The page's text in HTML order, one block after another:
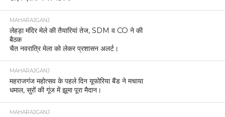
MAHARAJGANJ
लेहड़ा मंदिर मेले की तैयारियां तेज, SDM व CO ने की
बैठक
चैत नवरात्रि मेला को लेकर प्रशासन अलर्ट।
MAHARAJGANJ
महराजगंज महोत्सव के पहले दिन यूफोरिया बैंड ने मचाया
धमाल, सुरों की गूंज में झूमा पूरा मैदान।
MAHARAJGANJ